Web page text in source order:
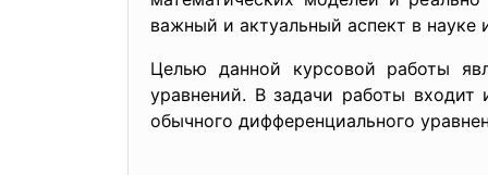
важный и актуальный аспект в науке
Целью данной курсовой работы
уравнений. В задачи работы
обычного дифференциального